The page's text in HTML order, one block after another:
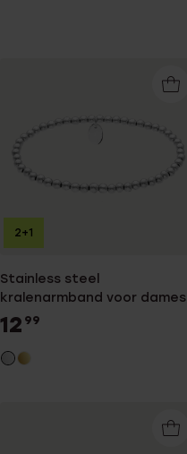
Stainless steel
kralenarmband voor dames
12 99
2+1